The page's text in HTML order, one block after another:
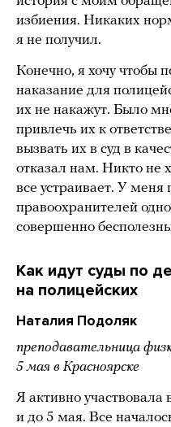
избиения. Никаких
я не получил.
Конечно, я хочу чтобы
наказание для
их не накажут. Было
привлечь их к
вызвать их в суд в
отказал нам. Никто не
все устраивает. У
правоохранителей
совершенно
Как идут суды по
на полицейских
Наталия Подоляк
преподавательница
5 мая в Красноярске
Я активно участвовала
и до 5 мая. Все